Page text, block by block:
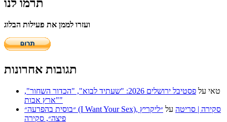
תרמו לנו
ועזרו לממן את פעילות הבלוג
תגובות אחרונות
טאי על
פסטיבל ירושלים 2026: "שעתיד לבוא", "הכדור השחור",
"ארץ אבות"
״בוסית בהפרעה״ (I Want Your Sex), סקירה | סריטה על ״ליקריץ
פיצה״, סקירה